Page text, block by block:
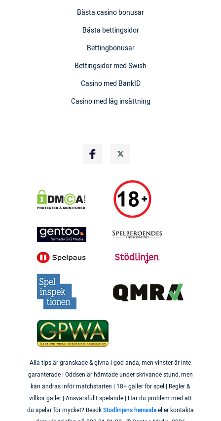
Bästa casino bonusar
Bästa bettingsidor
Bettingbonusar
Bettingsidor med Swish
Casino med BankID
Casino med låg insättning
Alla tips är granskade & givna i god anda, men vinster är inte
garanterade | Oddsen är hämtade under skrivande stund, men
kan ändras inför matchstarten | 18+ gäller för spel | Regler &
villkor gäller | Ansvarsfullt spelande | Har du problem med att
du spelar för mycket? BesökStödlinjens hemsidaeller kontakta